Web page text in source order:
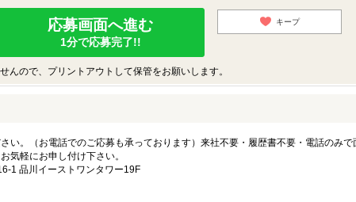
応募画面へ進む
1分で応募完了!!
キープ
ので、プリントアウトして保管をお願いします。
い。（お電話でのご応募も承っております）来社不要・履歴書不要・電話のみで
気軽にお申し付け下さい。
1 品川イーストワンタワー19F